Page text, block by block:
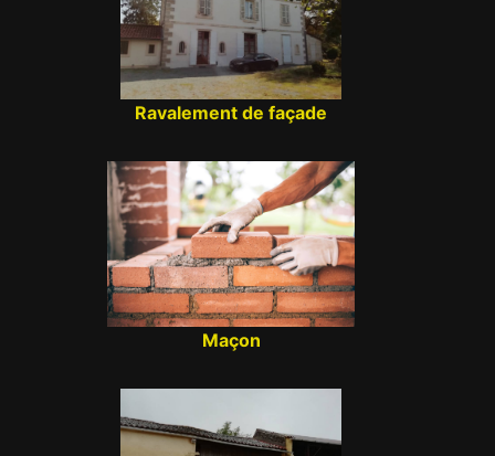
Ravalement de façade
Maçon